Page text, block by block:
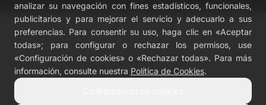
analizar su navegación con fines estadísticos, funcionales,
publicitarios y para mejorar el servicio y adecuarlo a sus
preferencias. Para consentir su uso, haga clic en «Aceptar
todas»; para configurar o rechazar los permisos, use
«Configuración de cookies» o «Rechazar todas». Para más
información, consulte nuestra Política de Cookies.